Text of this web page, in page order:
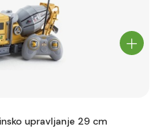
upravljanje 29 cm